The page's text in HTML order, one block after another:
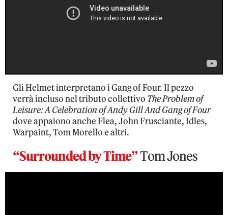
Gli Helmet interpretano i Gang of Four. Il pezzo
verrà incluso nel tributo collettivo The Problem of
Leisure: A Celebration of Andy Gill And Gang of Four
dove appaiono anche Flea, John Frusciante, Idles,
Warpaint, Tom Morello e altri.
“Surrounded by Time”Tom Jones